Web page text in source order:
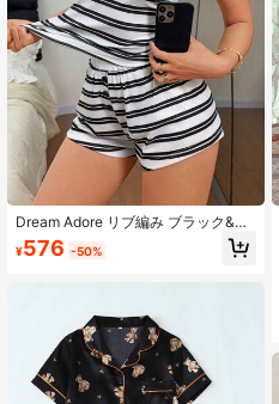
4.93 1.1M フォロワー
4.93 1.1M フォロワー
4.93 1.1M フォロワー
4.93
Dream Adore リブ編み ブラック&ホ
ワイト リラックスカジュアル 半袖
ショーツ パジャマ セット レディー
¥576 -50%